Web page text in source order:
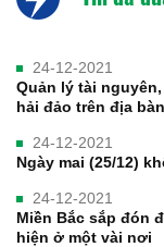
24-12-2021
Quản lý tài
hải đảo trên địa
24-12-2021
Ngày mai (25/12)
24-12-2021
Miền Bắc sắp đón
hiện ở một vài nơi